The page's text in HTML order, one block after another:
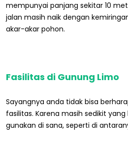
mempunyai panjang sekitar 10
jalan masih naik dengan
akar-akar pohon.
Fasilitas di Gunung Limo
Sayangnya anda tidak bisa
fasilitas. Karena masih sedikit
gunakan di sana, seperti di